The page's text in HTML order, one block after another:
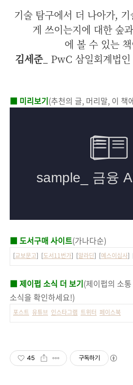
기술 탐구에서 더 나아가,
게 쓰이는지에 대한 숲
에 볼 수 있는
김세준_ PwC 삼일회계법
■ 미리보기(추천의 글, 머리말, 이 책
■ 도서구매 사이트(가나다순)
[교보문고] [도서11번가] [알라딘] [예스이십사]
■ 제이펍 소식 더 보기(제이펍의 소
소식을 확인하세요!)
포스트 유튜브 인스타그램 트위터 페이스북
45 구독하기